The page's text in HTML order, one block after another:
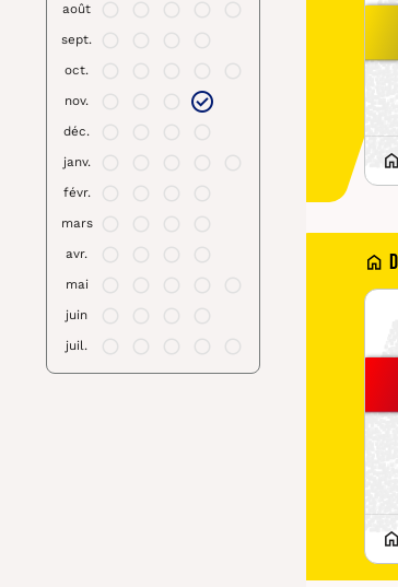
août
sept.
oct.
nov.
déc.
janv.
févr.
mars
avr.
mai
juin
juil.